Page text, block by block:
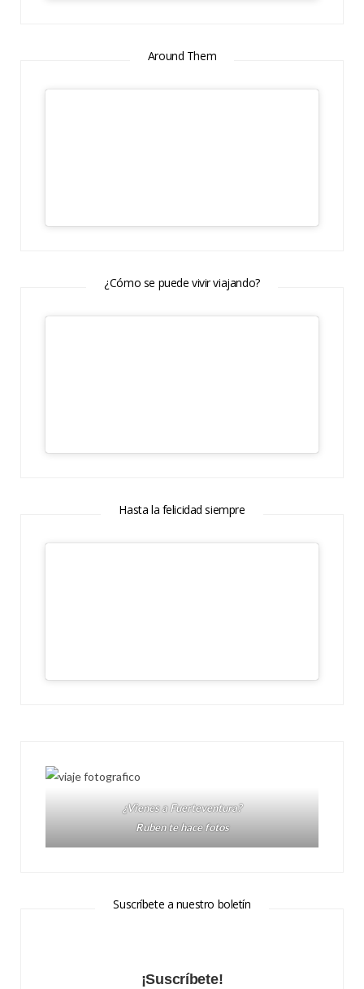
Around Them
¿Cómo se puede vivir viajando?
Hasta la felicidad siempre
¿Vienes a Fuerteventura?
Ruben te hace fotos
Suscríbete a nuestro boletín
¡Suscríbete!